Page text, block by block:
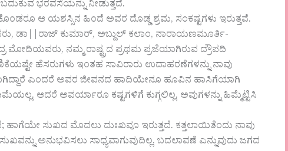
ಭರವಸೆಯನ್ನು ನೀಡುತ್ತದೆ.
ಆ ಯಶಸ್ಸಿನ ಹಿಂದೆ ಅವರ ದೊಡ್ಡ ಶ್ರಮ, ಸಂಕಷ್ಟಗಳು ಇರುತ್ತವೆ.
ಡಾ||ರಾಜ್ ಕುಮಾರ್, ಅಬ್ದುಲ್ ಕಲಾಂ, ನಾರಾಯಣಮೂರ್ತಿ-
ಮೋದಿಯವರು, ನಮ್ಮ ರಾಷ್ಟ್ರದ ಪ್ರಥಮ ಪ್ರಜೆಯಾಗಿರುವ ದ್ರೌಪದಿ
ಹೆಸರುಗಳು ಇಂತಹ ಸಾವಿರಾರು ಉದಾಹರಣೆಗಳನ್ನು ನಾವು
ಎಂದರೆ ಅವರ ಜೀವನದ ಹಾದಿಯೇನೂ ಹೂವಿನ ಹಾಸಿಗೆಯಾಗಿ
ಆದರೆ ಅವರ್ಯಾರೂ ಕಷ್ಟಗಳಿಗೆ ಕುಗ್ಗಲಿಲ್ಲ. ಅವುಗಳನ್ನು ಹಿಮ್ಮೆಟ್ಟಿಸಿ
ಸುಖದ ಮೊದಲು ದುಃಖವೂ ಇರುತ್ತದೆ. ಕತ್ತಲಾಯಿತೆಂದು ನಾವು
ಅನುಭವಿಸಲು ಸಾಧ್ಯವಾಗುವುದಿಲ್ಲ. ಬದಲಾವಣೆ ಎನ್ನುವುದು ಜಗದ